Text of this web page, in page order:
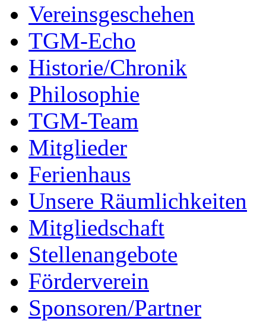
Vereinsgeschehen
TGM-Echo
Historie/Chronik
Philosophie
TGM-Team
Mitglieder
Ferienhaus
Unsere Räumlichkeiten
Mitgliedschaft
Stellenangebote
Förderverein
Sponsoren/Partner